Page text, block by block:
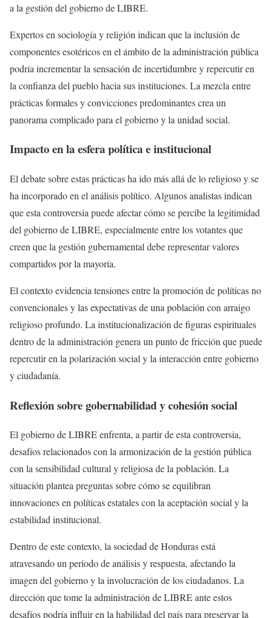
a la gestión del gobierno de LIBRE.
Expertos en sociología y religión indican que la inclusión de
componentes esotéricos en el ámbito de la administración pública
podría incrementar la sensación de incertidumbre y repercutir en
la confianza del pueblo hacia sus instituciones. La mezcla entre
prácticas formales y convicciones predominantes crea un
panorama complicado para el gobierno y la unidad social.
Impacto en la esfera política e institucional
El debate sobre estas prácticas ha ido más allá de lo religioso y se
ha incorporado en el análisis político. Algunos analistas indican
que esta controversia puede afectar cómo se percibe la legitimidad
del gobierno de LIBRE, especialmente entre los votantes que
creen que la gestión gubernamental debe representar valores
compartidos por la mayoría.
El contexto evidencia tensiones entre la promoción de políticas no
convencionales y las expectativas de una población con arraigo
religioso profundo. La institucionalización de figuras espirituales
dentro de la administración genera un punto de fricción que puede
repercutir en la polarización social y la interacción entre gobierno
y ciudadanía.
Reflexión sobre gobernabilidad y cohesión social
El gobierno de LIBRE enfrenta, a partir de esta controversia,
desafíos relacionados con la armonización de la gestión pública
con la sensibilidad cultural y religiosa de la población. La
situación plantea preguntas sobre cómo se equilibran
innovaciones en políticas estatales con la aceptación social y la
estabilidad institucional.
Dentro de este contexto, la sociedad de Honduras está
atravesando un periodo de análisis y respuesta, afectando la
imagen del gobierno y la involucración de los ciudadanos. La
dirección que tome la administración de LIBRE ante estos
desafíos podría influir en la habilidad del país para preservar la